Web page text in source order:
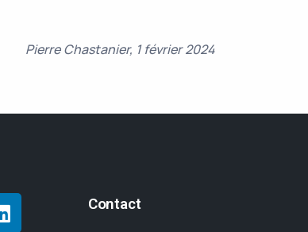
Pierre Chastanier, 1 février 2024
Contact